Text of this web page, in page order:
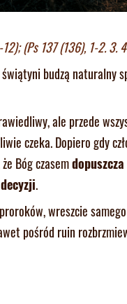
(Ps 137 (136), 1-2. 3.
budzą naturalny
ale przede
czeka. Dopiero gdy
Bóg czasem
.
wreszcie
pośród ruin